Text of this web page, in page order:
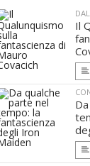
Il